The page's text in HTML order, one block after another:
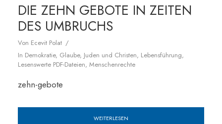
DIE ZEHN GEBOTE IN ZEITEN
DES UMBRUCHS
Von Ecevit Polat
In Demokratie, Glaube, Juden und Christen, Lebensführung,
Lesenswerte PDF-Dateien, Menschenrechte
zehn-gebote
WEITERLESEN